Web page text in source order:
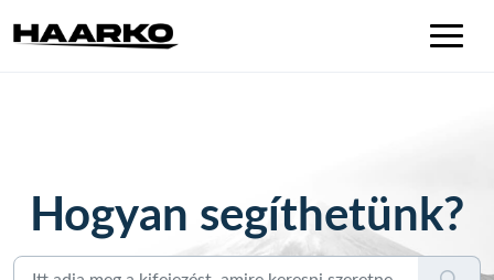
Hogyan segíthetünk?